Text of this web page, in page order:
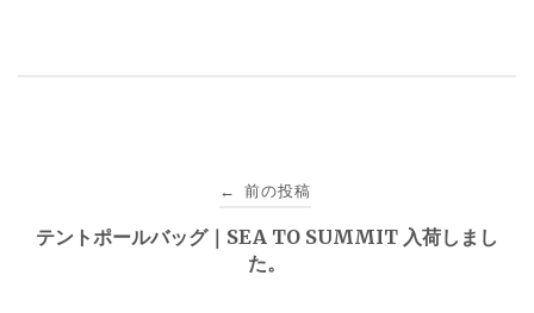
稿
← 前の投稿
テントポールバッグ｜SEA TO SUMMIT 入荷しまし
た。